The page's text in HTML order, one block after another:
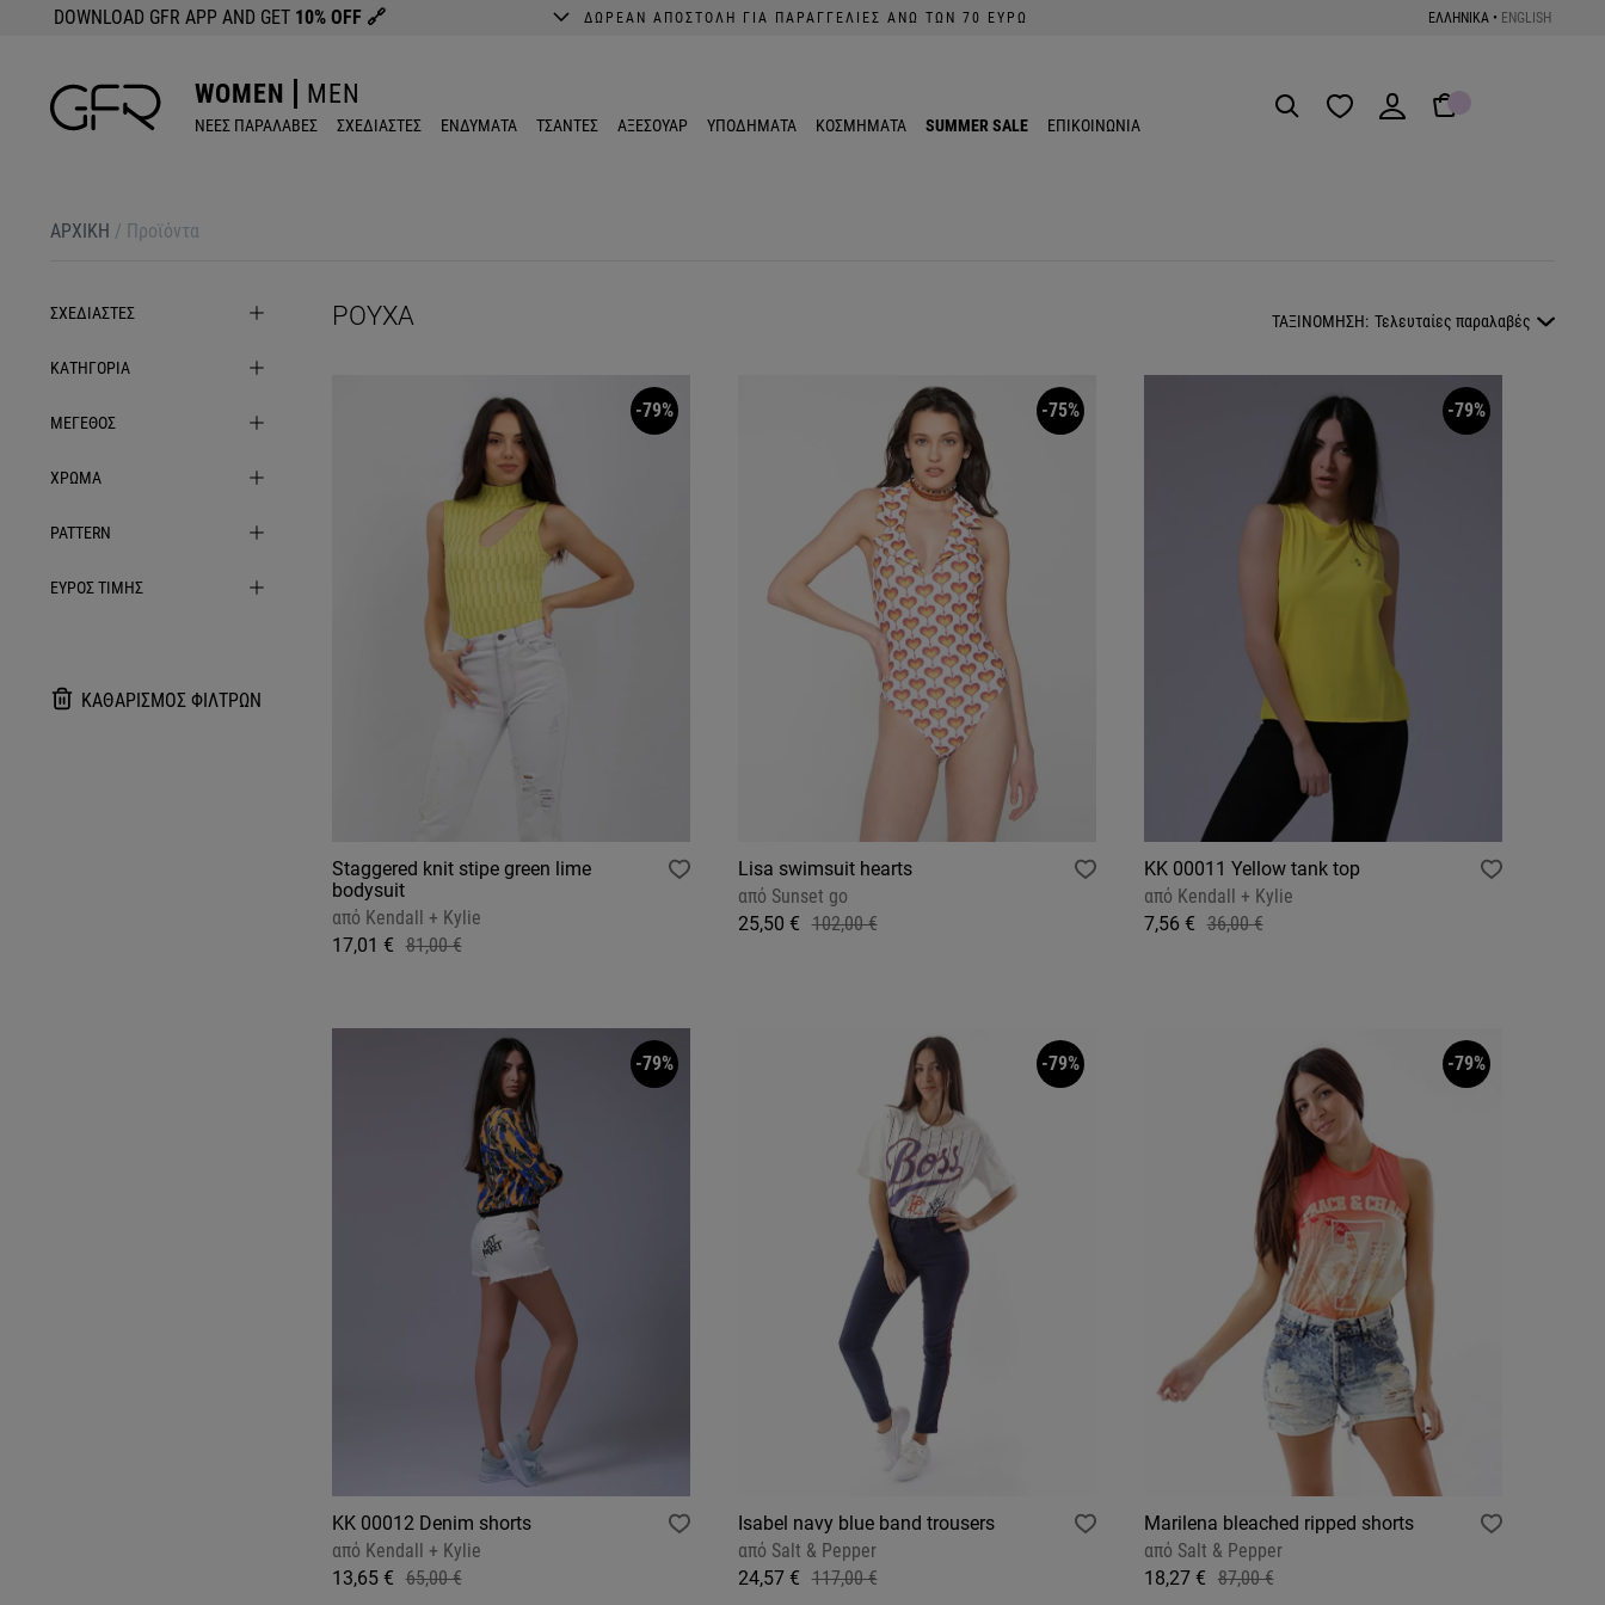
DOWNLOAD GFR APP AND GET 10% OFF 🔗 ΔΩΡΕΑΝ ΑΠΟΣΤΟΛΗ ΓΙΑ ΠΑΡΑΓΓΕΛΙΕΣ ΑΝΩ ΤΩΝ 70 ΕΥΡΩ ΕΛΛΗΝΙΚΑ • ENGLISH
WOMEN MEN
ΝΕΕΣ ΠΑΡΑΛΑΒΕΣ ΣΧΕΔΙΑΣΤΕΣ ΕΝΔΥΜΑΤΑ ΤΣΑΝΤΕΣ ΑΞΕΣΟΥΑΡ ΥΠΟΔΗΜΑΤΑ ΚΟΣΜΗΜΑΤΑ SUMMER SALE ΕΠΙΚΟΙΝΩΝΙΑ
ΑΡΧΙΚΉ / Προϊόντα
ΣΧΕΔΙΑΣΤΕΣ
ΚΑΤΗΓΟΡΙΑ
ΜΕΓΕΘΟΣ
ΧΡΩΜΑ
PATTERN
ΕΥΡΟΣ ΤΙΜΗΣ
ΚΑΘΑΡΙΣΜΟΣ ΦΙΛΤΡΩΝ
ΡΟΎΧΑ ΤΑΞΙΝΟΜΗΣΗ: Τελευταίες παραλαβές
Staggered knit stipe green lime
bodysuit
από Kendall + Kylie
17,01 € 81,00 €
-79%
Lisa swimsuit hearts
από Sunset go
25,50 € 102,00 €
-75%
KK 00011 Yellow tank top
από Kendall + Kylie
7,56 € 36,00 €
-79%
KK 00012 Denim shorts
από Kendall + Kylie
13,65 € 65,00 €
-79%
Isabel navy blue band trousers
από Salt & Pepper
24,57 € 117,00 €
-79%
Marilena bleached ripped shorts
από Salt & Pepper
18,27 € 87,00 €
-79%